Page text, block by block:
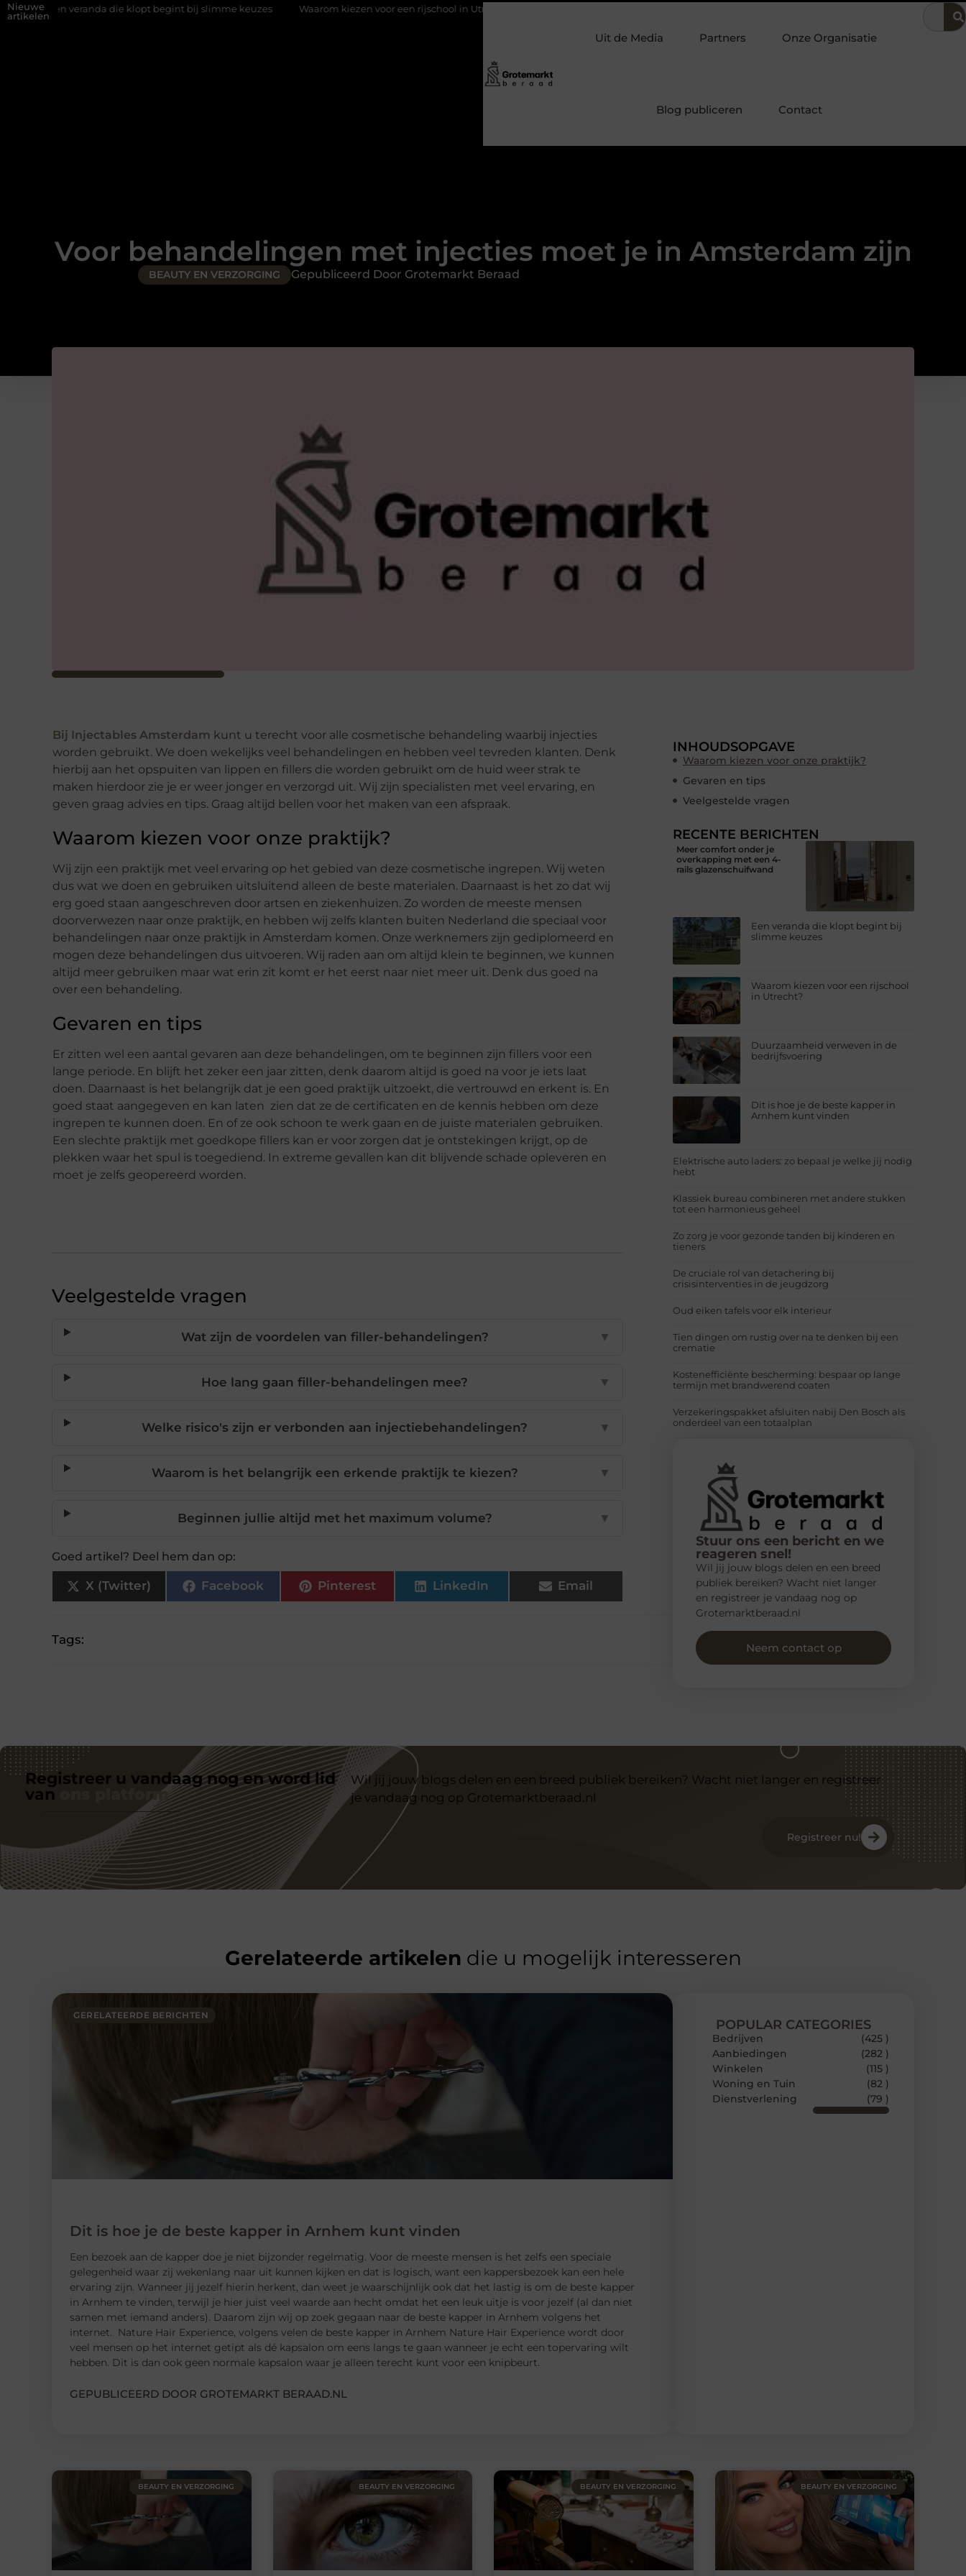
Nieuwe
artikelen
die klopt begint bij slimme keuzes Waarom kiezen voor een rijschool in Utrecht? Duurzaamheid verweven in de bedrijfsvoering
Uit de Media Partners Onze Organisatie
Blog publiceren Contact
Voor behandelingen met injecties moet je in Amsterdam zijn
BEAUTY EN VERZORGING Gepubliceerd Door Grotemarkt Beraad
Bij Injectables Amsterdam kunt u terecht voor alle cosmetische behandeling waarbij injecties
worden gebruikt. We doen wekelijks veel behandelingen en hebben veel tevreden klanten. Denk
hierbij aan het opspuiten van lippen en fillers die worden gebruikt om de huid weer strak te
maken hierdoor zie je er weer jonger en verzorgd uit. Wij zijn specialisten met veel ervaring, en
geven graag advies en tips. Graag altijd bellen voor het maken van een afspraak.
Waarom kiezen voor onze praktijk?
Wij zijn een praktijk met veel ervaring op het gebied van deze cosmetische ingrepen. Wij weten
dus wat we doen en gebruiken uitsluitend alleen de beste materialen. Daarnaast is het zo dat wij
erg goed staan aangeschreven door artsen en ziekenhuizen. Zo worden de meeste mensen
doorverwezen naar onze praktijk, en hebben wij zelfs klanten buiten Nederland die speciaal voor
behandelingen naar onze praktijk in Amsterdam komen. Onze werknemers zijn gediplomeerd en
mogen deze behandelingen dus uitvoeren. Wij raden aan om altijd klein te beginnen, we kunnen
altijd meer gebruiken maar wat erin zit komt er het eerst naar niet meer uit. Denk dus goed na
over een behandeling.
Gevaren en tips
Er zitten wel een aantal gevaren aan deze behandelingen, om te beginnen zijn fillers voor een
lange periode. En blijft het zeker een jaar zitten, denk daarom altijd is goed na voor je iets laat
doen. Daarnaast is het belangrijk dat je een goed praktijk uitzoekt, die vertrouwd en erkent is. En
goed staat aangegeven en kan laten zien dat ze de certificaten en de kennis hebben om deze
ingrepen te kunnen doen. En of ze ook schoon te werk gaan en de juiste materialen gebruiken.
Een slechte praktijk met goedkope fillers kan er voor zorgen dat je ontstekingen krijgt, op de
plekken waar het spul is toegediend. In extreme gevallen kan dit blijvende schade opleveren en
moet je zelfs geopereerd worden.
Veelgestelde vragen
Wat zijn de voordelen van filler-behandelingen? ▼
Hoe lang gaan filler-behandelingen mee? ▼
Welke risico's zijn er verbonden aan injectiebehandelingen? ▼
Waarom is het belangrijk een erkende praktijk te kiezen? ▼
Beginnen jullie altijd met het maximum volume? ▼
Goed artikel? Deel hem dan op:
X (Twitter) Facebook Pinterest LinkedIn Email
Tags:
INHOUDSOPGAVE
Waarom kiezen voor onze praktijk?
Gevaren en tips
Veelgestelde vragen
RECENTE BERICHTEN
Meer comfort onder je
overkapping met een 4-
rails glazenschuifwand
Een veranda die klopt begint bij
slimme keuzes
Waarom kiezen voor een rijschool
in Utrecht?
Duurzaamheid verweven in de
bedrijfsvoering
Dit is hoe je de beste kapper in
Arnhem kunt vinden
Elektrische auto laders: zo bepaal je welke jij nodig
hebt
Klassiek bureau combineren met andere stukken
tot een harmonieus geheel
Zo zorg je voor gezonde tanden bij kinderen en
tieners
De cruciale rol van detachering bij
crisisinterventies in de jeugdzorg
Oud eiken tafels voor elk interieur
Tien dingen om rustig over na te denken bij een
crematie
Kostenefficiënte bescherming: bespaar op lange
termijn met brandwerend coaten
Verzekeringspakket afsluiten nabij Den Bosch als
onderdeel van een totaalplan
Stuur ons een bericht en we
reageren snel!
Wil jij jouw blogs delen en een breed
publiek bereiken? Wacht niet langer
en registreer je vandaag nog op
Grotemarktberaad.nl
Neem contact op
Registreer u vandaag nog en word lid
van
ons platform
Wil jij jouw blogs delen en een breed publiek bereiken? Wacht niet langer en registreer
je vandaag nog op Grotemarktberaad.nl
Registreer nu!
Gerelateerde artikelen die u mogelijk interesseren
GERELATEERDE BERICHTEN
Dit is hoe je de beste kapper in Arnhem kunt vinden
Een bezoek aan de kapper doe je niet bijzonder regelmatig. Voor de meeste mensen is het zelfs een speciale
gelegenheid waar zij wekenlang naar uit kunnen kijken en dat is logisch, want een kappersbezoek kan een hele
ervaring zijn. Wanneer jij jezelf hierin herkent, dan weet je waarschijnlijk ook dat het lastig is om de beste kapper
in Arnhem te vinden, terwijl je hier juist veel waarde aan hecht omdat het een leuk uitje is voor jezelf (al dan niet
samen met iemand anders). Daarom zijn wij op zoek gegaan naar de beste kapper in Arnhem volgens het
internet. Nature Hair Experience, volgens velen de beste kapper in Arnhem Nature Hair Experience wordt door
veel mensen op het internet getipt als dé kapsalon om eens langs te gaan wanneer je echt een topervaring wilt
hebben. Dit is dan ook geen normale kapsalon waar je alleen terecht kunt voor een knipbeurt.
GEPUBLICEERD DOOR GROTEMARKT BERAAD.NL
POPULAR CATEGORIES
Bedrijven
(425 )
Aanbiedingen
(282 )
Winkelen
(115 )
Woning en Tuin
(82 )
Dienstverlening
(79 )
BEAUTY EN VERZORGING BEAUTY EN VERZORGING BEAUTY EN VERZORGING BEAUTY EN VERZORGING